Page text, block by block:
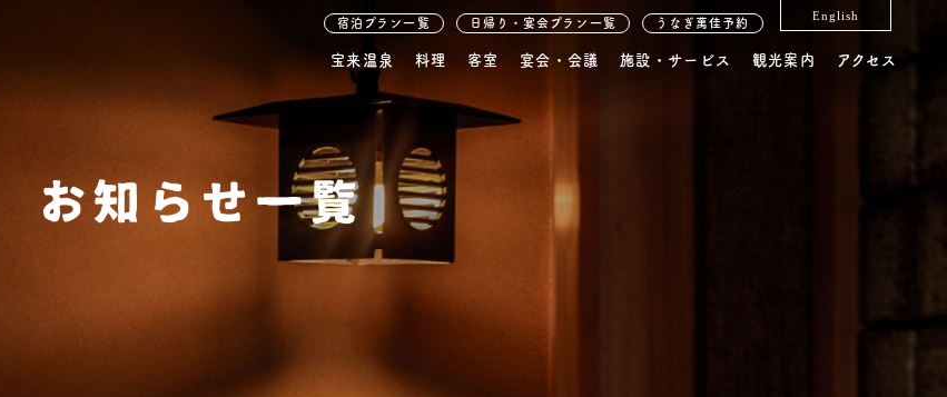
宝来温泉 料理 客室 宴会・会議 施設・サービス 観光案内 アクセス
宿泊プラン一覧 日帰り・宴会プラン一覧 うなぎ萬佳予約
English